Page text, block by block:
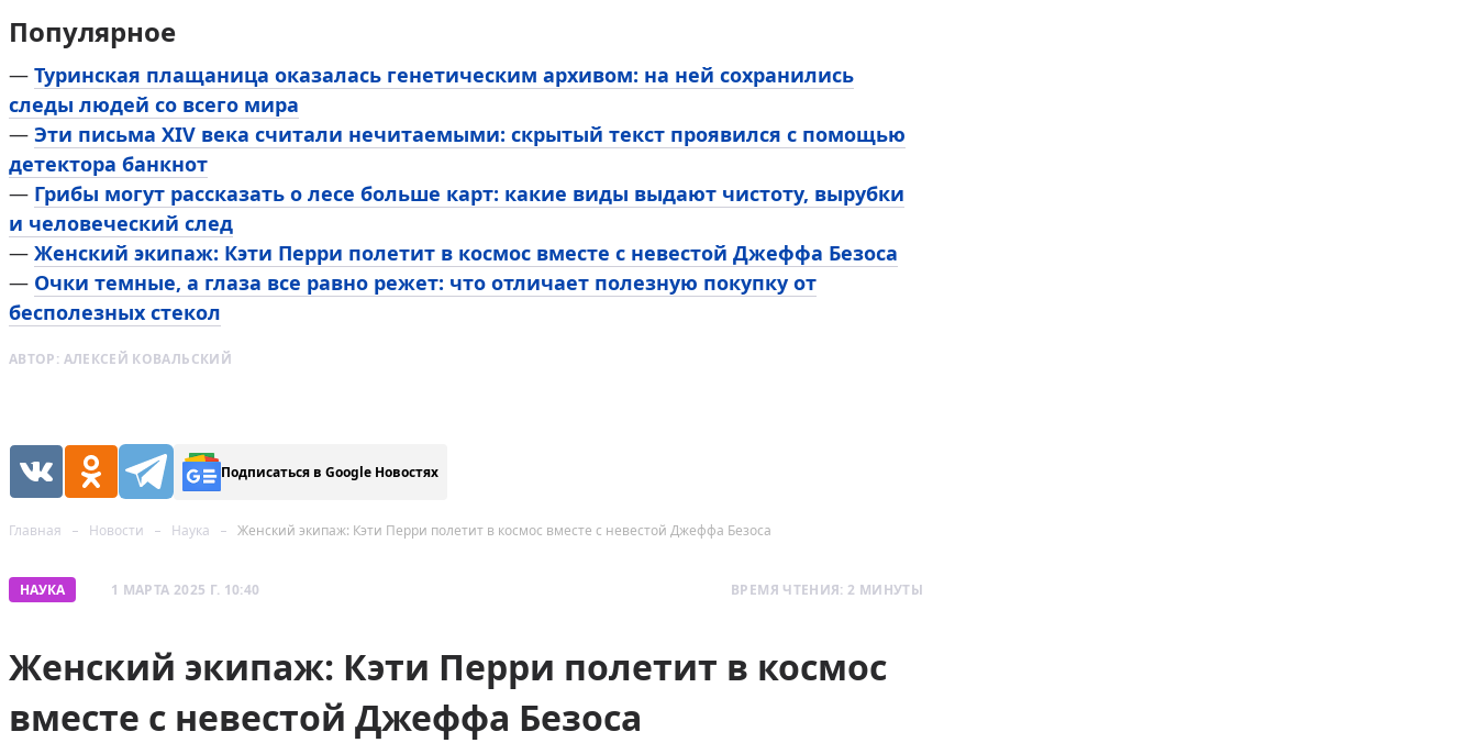
Популярное
— Туринская плащаница оказалась генетическим архивом: на ней сохранились
следы людей со всего мира
— Эти письма XIV века считали нечитаемыми: скрытый текст проявился с помощью
детектора банкнот
— Грибы могут рассказать о лесе больше карт: какие виды выдают чистоту, вырубки
и человеческий след
— Женский экипаж: Кэти Перри полетит в космос вместе с невестой Джеффа Безоса
— Очки темные, а глаза все равно режет: что отличает полезную покупку от
бесполезных стекол
АВТОР: АЛЕКСЕЙ КОВАЛЬСКИЙ
Подписаться в Google Новостях
Главная Новости Наука Женский экипаж: Кэти Перри полетит в космос вместе с невестой Джеффа Безоса
НАУКА 1 МАРТА 2025 Г. 10:40 ВРЕМЯ ЧТЕНИЯ: 2 МИНУТЫ
Женский экипаж: Кэти Перри полетит в космос
вместе с невестой Джеффа Безоса